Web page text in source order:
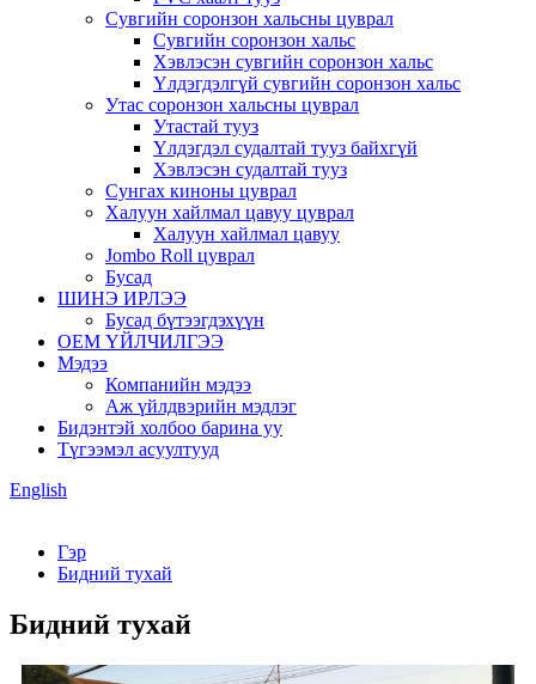
Сувгийн соронзон хальсны цуврал
Сувгийн соронзон хальс
Хэвлэсэн сувгийн соронзон хальс
Үлдэгдэлгүй сувгийн соронзон хальс
Утас соронзон хальсны цуврал
Утастай тууз
Үлдэгдэл судалтай тууз байхгүй
Хэвлэсэн судалтай тууз
Сунгах киноны цуврал
Халуун хайлмал цавуу цуврал
Халуун хайлмал цавуу
Jombo Roll цуврал
Бусад
ШИНЭ ИРЛЭЭ
Бусад бүтээгдэхүүн
OEM ҮЙЛЧИЛГЭЭ
Мэдээ
Компанийн мэдээ
Аж үйлдвэрийн мэдлэг
Бидэнтэй холбоо барина уу
Түгээмэл асуултууд
English
Гэр
Бидний тухай
Бидний тухай